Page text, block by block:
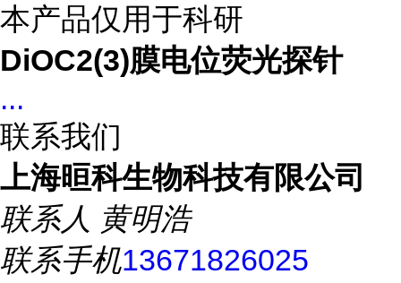
本产品仅用于科研
DiOC2(3)膜电位荧光探针
...
联系我们
上海晅科生物科技有限公司
联系人 黄明浩
联系手机13671826025